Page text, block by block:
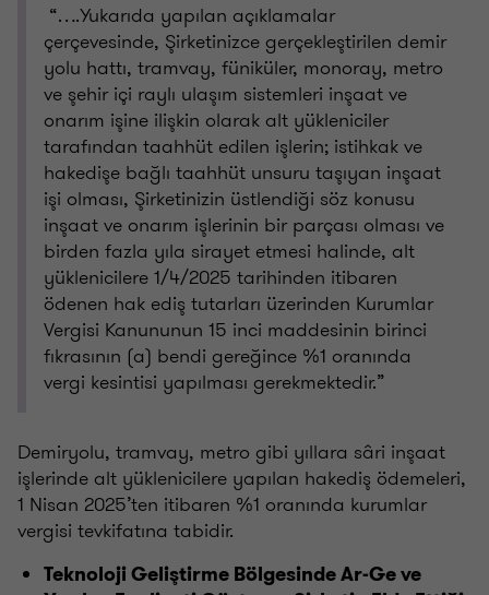
“….Yukarıda yapılan açıklamalar
çerçevesinde, Şirketinizce gerçekleştirilen demir
yolu hattı, tramvay, füniküler, monoray, metro
ve şehir içi raylı ulaşım sistemleri inşaat ve
onarım işine ilişkin olarak alt yükleniciler
tarafından taahhüt edilen işlerin; istihkak ve
hakedişe bağlı taahhüt unsuru taşıyan inşaat
işi olması, Şirketinizin üstlendiği söz konusu
inşaat ve onarım işlerinin bir parçası olması ve
birden fazla yıla sirayet etmesi halinde, alt
yüklenicilere 1/4/2025 tarihinden itibaren
ödenen hak ediş tutarları üzerinden Kurumlar
Vergisi Kanununun 15 inci maddesinin birinci
fıkrasının (a) bendi gereğince %1 oranında
vergi kesintisi yapılması gerekmektedir.”
Demiryolu, tramvay, metro gibi yıllara sâri inşaat
işlerinde alt yüklenicilere yapılan hakediş ödemeleri,
1 Nisan 2025’ten itibaren %1 oranında kurumlar
vergisi tevkifatına tabidir.
Teknoloji Geliştirme Bölgesinde Ar-Ge ve